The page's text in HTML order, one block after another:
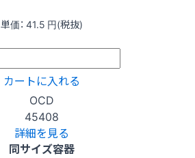
単価： 41.5 円(税抜)
カートに入れる
OCD
45408
詳細を見る
同サイズ容器